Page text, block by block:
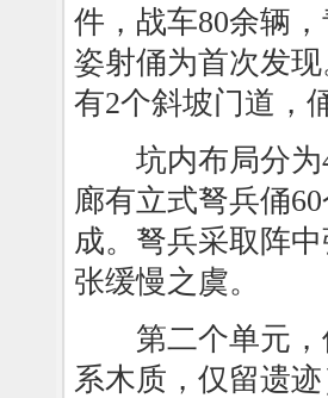
件，战车80余辆
姿射俑为首次发
有2个斜坡门道，
坑内布局分为4
廊有立式弩兵俑
成。弩兵采取阵
张缓慢之虞。
第二个单元，
系木质，仅留遗